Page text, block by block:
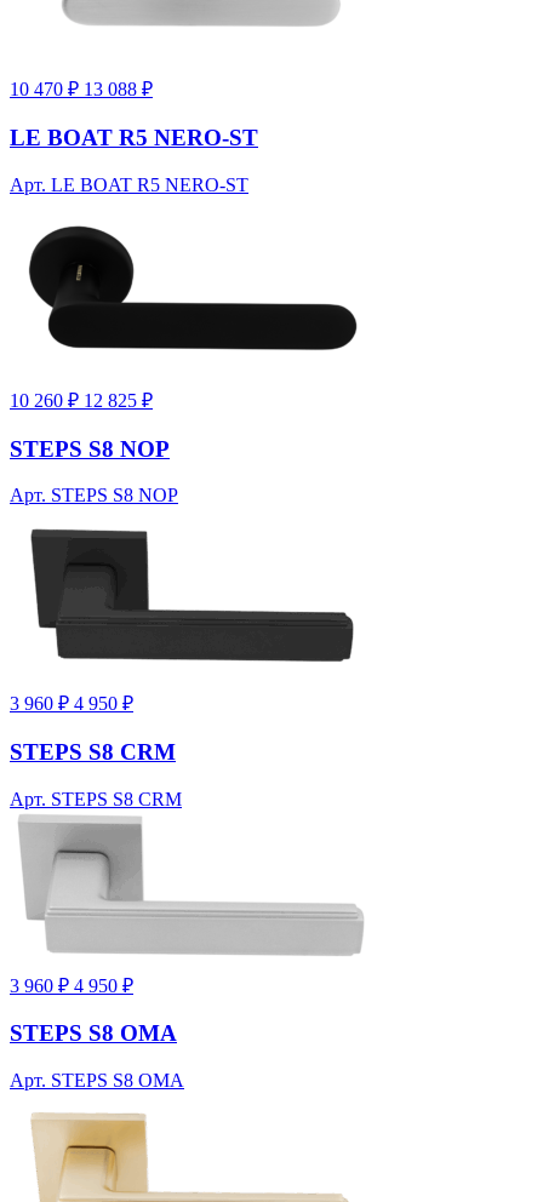
10 470 ₽ 13 088 ₽
LE BOAT R5 NERO-ST
Арт. LE BOAT R5 NERO-ST
10 260 ₽ 12 825 ₽
STEPS S8 NOP
Арт. STEPS S8 NOP
3 960 ₽ 4 950 ₽
STEPS S8 CRM
Арт. STEPS S8 CRM
3 960 ₽ 4 950 ₽
STEPS S8 OMA
Арт. STEPS S8 OMA